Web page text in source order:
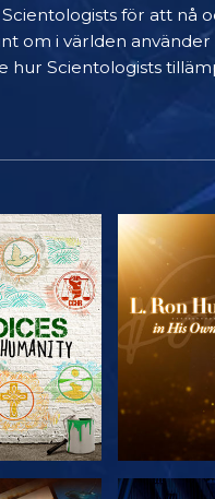
för att nå
om i världen
hur Scientologists